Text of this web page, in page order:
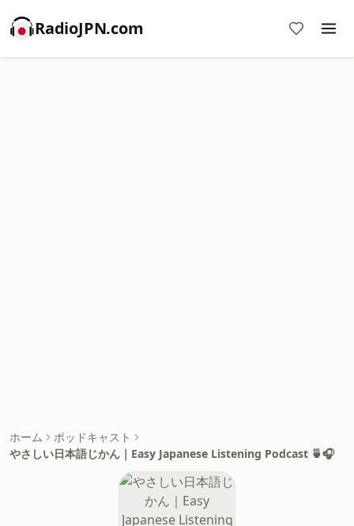
RadioJPN.com
ホーム
ポッドキャスト
やさしい日本語じかん｜Easy Japanese Listening Podcast 🍵🎧